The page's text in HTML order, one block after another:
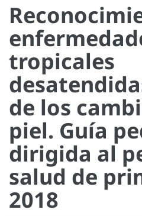
tropicales
de los
piel. Guía
dirigida al
salud de
2018